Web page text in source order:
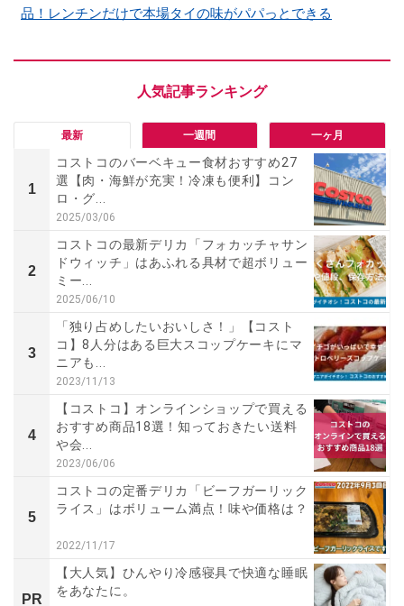
品！レンチンだけで本場タイの味がパパっとできる
最新 一週間 一ヶ月
1
コストコのバーベキュー食材おすすめ27
選【肉・海鮮が充実！冷凍も便利】コン
ロ・グ...
2025/03/06
2
コストコの最新デリカ「フォカッチャサン
ドウィッチ」はあふれる具材で超ボリュー
ミー...
2025/06/10
3
「独り占めしたいおいしさ！」【コスト
コ】8人分はある巨大スコップケーキにマ
ニアも...
2023/11/13
4
【コストコ】オンラインショップで買える
おすすめ商品18選！知っておきたい送料
や会...
2023/06/06
5
コストコの定番デリカ「ビーフガーリック
ライス」はボリューム満点！味や価格は？
2022/11/17
PR
【大人気】ひんやり冷感寝具で快適な睡眠
をあなたに。